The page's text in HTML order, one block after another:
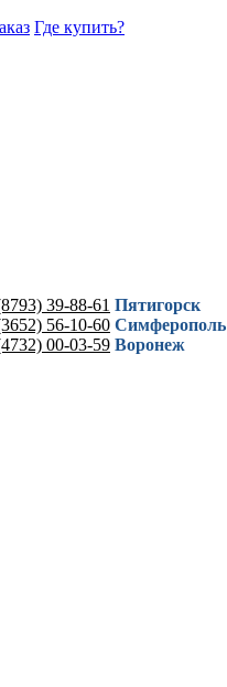
Где купить?
39-88-61 Пятигорск
56-10-60 Симферополь
00-03-59 Воронеж